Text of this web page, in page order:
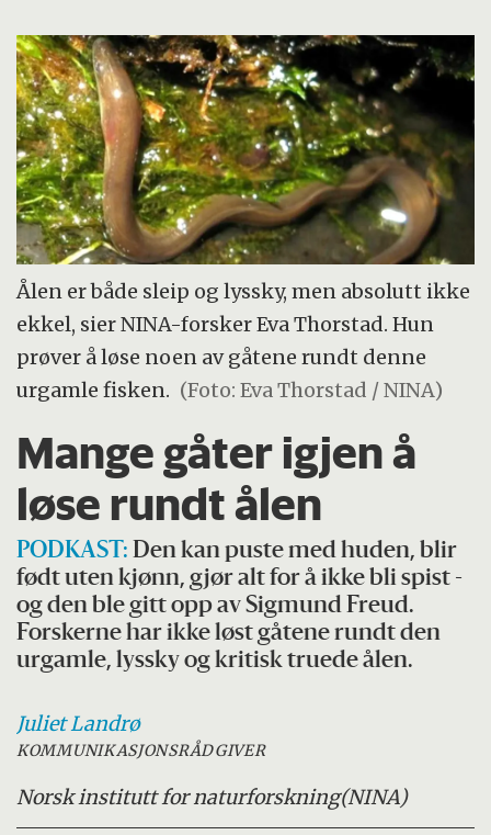
Ålen er både sleip og lyssky, men absolutt ikke
ekkel, sier NINA-forsker Eva Thorstad. Hun
prøver å løse noen av gåtene rundt denne
urgamle fisken. (Foto: Eva Thorstad / NINA)
Mange gåter igjen å
løse rundt ålen
PODKAST: Den kan puste med huden, blir
født uten kjønn, gjør alt for å ikke bli spist -
og den ble gitt opp av Sigmund Freud.
Forskerne har ikke løst gåtene rundt den
urgamle, lyssky og kritisk truede ålen.
Juliet Landrø
KOMMUNIKASJONSRÅDGIVER
Norsk institutt for naturforskning(NINA)